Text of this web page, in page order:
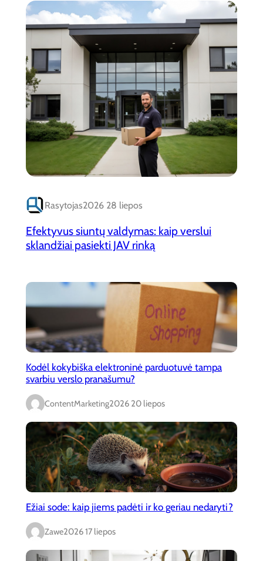
Rasytojas2026 28 liepos
Efektyvus siuntų valdymas: kaip verslui
sklandžiai pasiekti JAV rinką
Kodėl kokybiška elektroninė parduotuvė tampa
svarbiu verslo pranašumu?
ContentMarketing2026 20 liepos
Ežiai sode: kaip jiems padėti ir ko geriau nedaryti?
Zawe2026 17 liepos